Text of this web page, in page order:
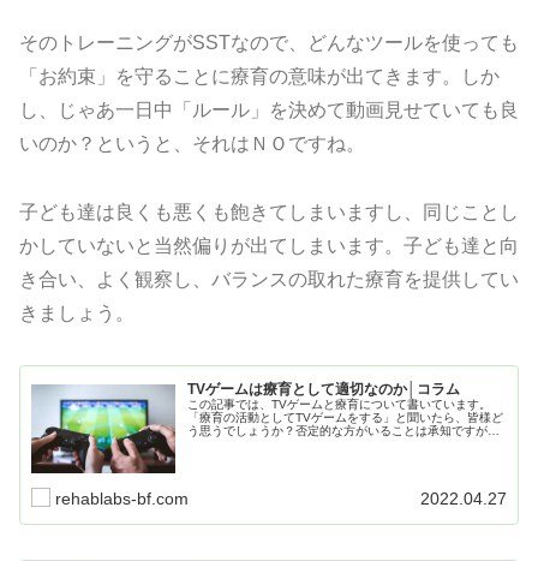
そのトレーニングがSSTなので、どんなツールを使っても
「お約束」を守ることに療育の意味が出てきます。しか
し、じゃあ一日中「ルール」を決めて動画見せていても良
いのか？というと、それはＮＯですね。
子ども達は良くも悪くも飽きてしまいますし、同じことし
かしていないと当然偏りが出てしまいます。子ども達と向
き合い、よく観察し、バランスの取れた療育を提供してい
きましょう。
TVゲームは療育として適切なのか│コラム
この記事では、TVゲームと療育について書いています。
「療育の活動としてTVゲームをする」と聞いたら、皆様ど
う思うでしょうか？否定的な方がいることは承知ですが、
rehablabs-bf.com 2022.04.27